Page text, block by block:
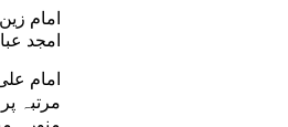
امام
امجد
امام
مرتبہ